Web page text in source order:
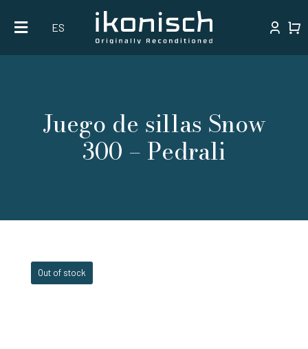
content
ES
Juego de sillas Snow
300 – Pedrali
Out of stock